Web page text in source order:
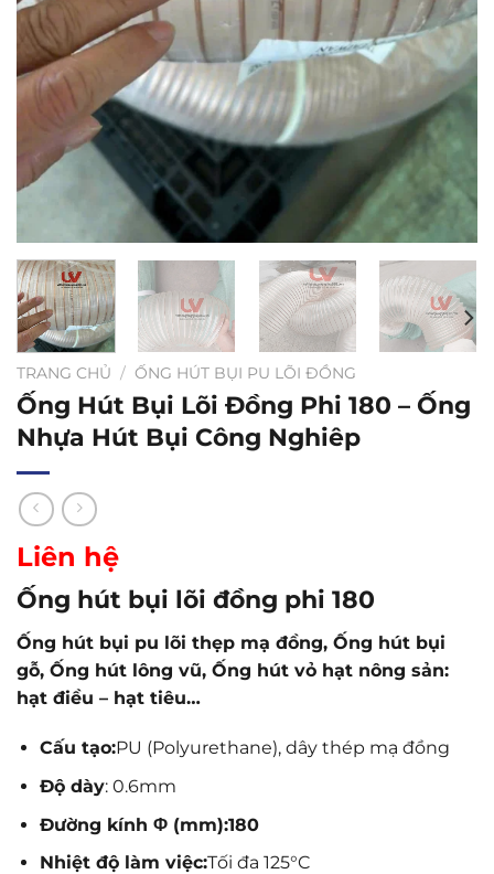
TRANG CHỦ / ỐNG HÚT BỤI PU LÕI ĐỒNG
Ống Hút Bụi Lõi Đồng Phi 180 – Ống
Nhựa Hút Bụi Công Nghiêp
Liên hệ
Ống hút bụi lõi đồng phi 180
Ống hút bụi pu lõi thẹp mạ đồng, Ống hút bụi
gỗ, Ống hút lông vũ, Ống hút vỏ hạt nông sản:
hạt điều – hạt tiêu…
Cấu tạo:PU (Polyurethane), dây thép mạ đồng
Độ dày: 0.6mm
Đường kính Φ (mm):180
Nhiệt độ làm việc:Tối đa 125°C